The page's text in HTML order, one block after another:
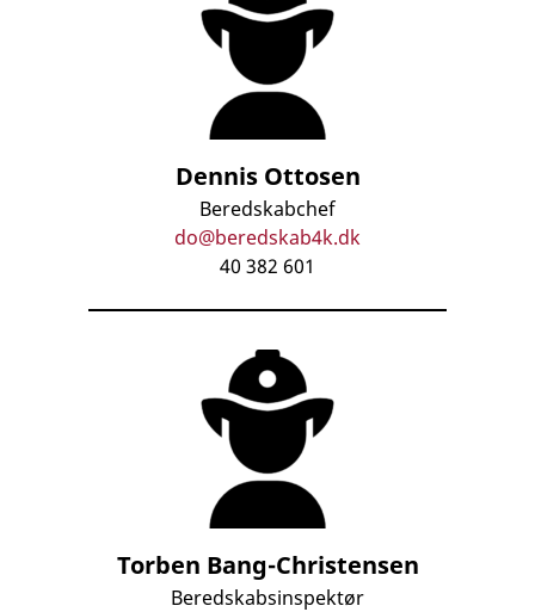
Dennis Ottosen
Beredskabchef
do@beredskab4k.dk
40 382 601
Torben Bang-Christensen
Beredskabsinspektør